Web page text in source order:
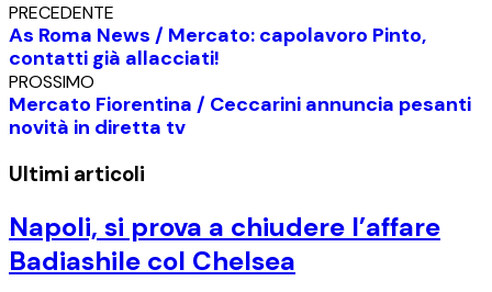
PRECEDENTE
As Roma News / Mercato: capolavoro Pinto,
contatti già allacciati!
PROSSIMO
Mercato Fiorentina / Ceccarini annuncia pesanti
novità in diretta tv
Ultimi articoli
Napoli, si prova a chiudere l’affare
Badiashile col Chelsea